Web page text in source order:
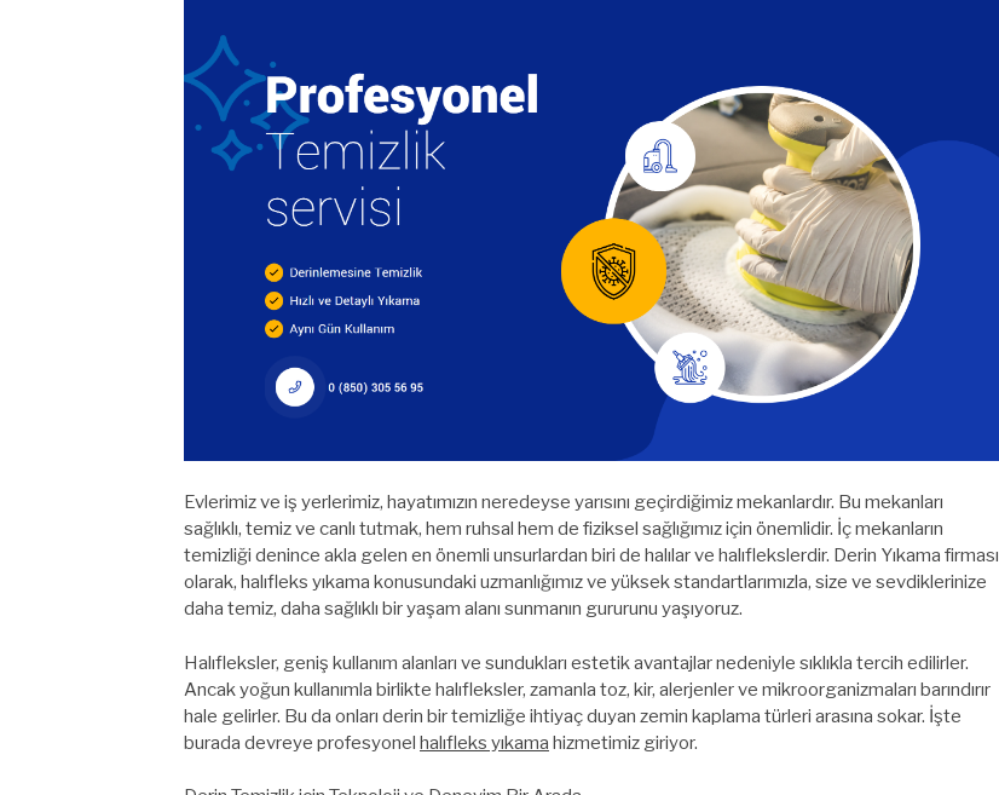
Evlerimiz ve iş yerlerimiz, hayatımızın neredeyse yarısını geçirdiğimiz mekanlardır. Bu mekanları
sağlıklı, temiz ve canlı tutmak, hem ruhsal hem de fiziksel sağlığımız için önemlidir. İç mekanların
temizliği denince akla gelen en önemli unsurlardan biri de halılar ve halıflekslerdir. Derin Yıkama firması
olarak, halıfleks yıkama konusundaki uzmanlığımız ve yüksek standartlarımızla, size ve sevdiklerinize
daha temiz, daha sağlıklı bir yaşam alanı sunmanın gururunu yaşıyoruz.
Halıfleksler, geniş kullanım alanları ve sundukları estetik avantajlar nedeniyle sıklıkla tercih edilirler.
Ancak yoğun kullanımla birlikte halıfleksler, zamanla toz, kir, alerjenler ve mikroorganizmaları barındırır
hale gelirler. Bu da onları derin bir temizliğe ihtiyaç duyan zemin kaplama türleri arasına sokar. İşte
burada devreye profesyonel halıfleks yıkama hizmetimiz giriyor.